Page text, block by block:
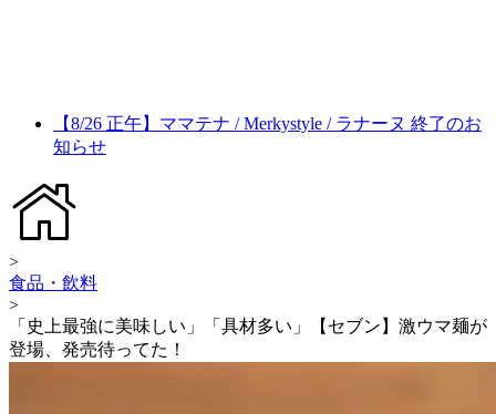
【8/26 正午】ママテナ / Merkystyle / ラナーヌ 終了のお
知らせ
>
食品・飲料
>
「史上最強に美味しい」「具材多い」【セブン】激ウマ麺が
登場、発売待ってた！